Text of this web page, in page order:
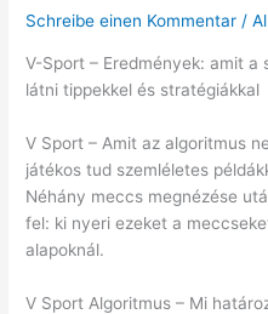
Schreibe einen Kommentar /
V-Sport – Eredmények: amit
látni tippekkel és stratégiákkal
V Sport – Amit az algoritmus
játékos tud szemléletes
Néhány meccs megnézése
fel: ki nyeri ezeket a
alapoknál.
V Sport Algoritmus – Mi